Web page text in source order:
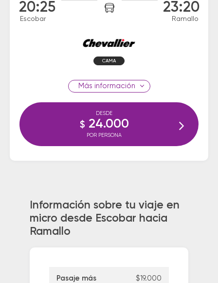
20:25
Escobar
23:20
Ramallo
CAMA
información
DESDE
$ 24.000
POR PERSONA
Información sobre tu viaje en
micro desde Escobar hacia
Ramallo
Pasaje más
$19.000